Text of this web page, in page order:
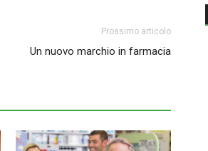
Prossimo articolo
Un nuovo marchio in farmacia